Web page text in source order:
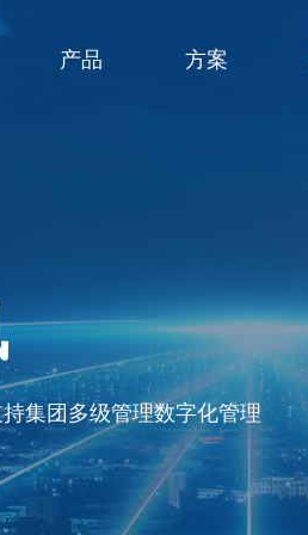
产品 方案
集团多级管理数字化管理